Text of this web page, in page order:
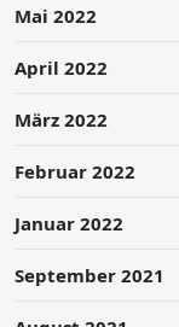
Mai 2022
April 2022
März 2022
Februar 2022
Januar 2022
September 2021